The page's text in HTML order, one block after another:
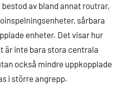
av bland annat routrar,
sårbara
enheter. Det visar hur
är inte bara stora centrala
också mindre uppkopplade
i större angrepp.